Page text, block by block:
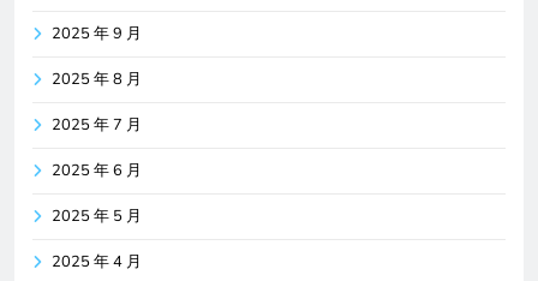
2025 年 9 月
2025 年 8 月
2025 年 7 月
2025 年 6 月
2025 年 5 月
2025 年 4 月